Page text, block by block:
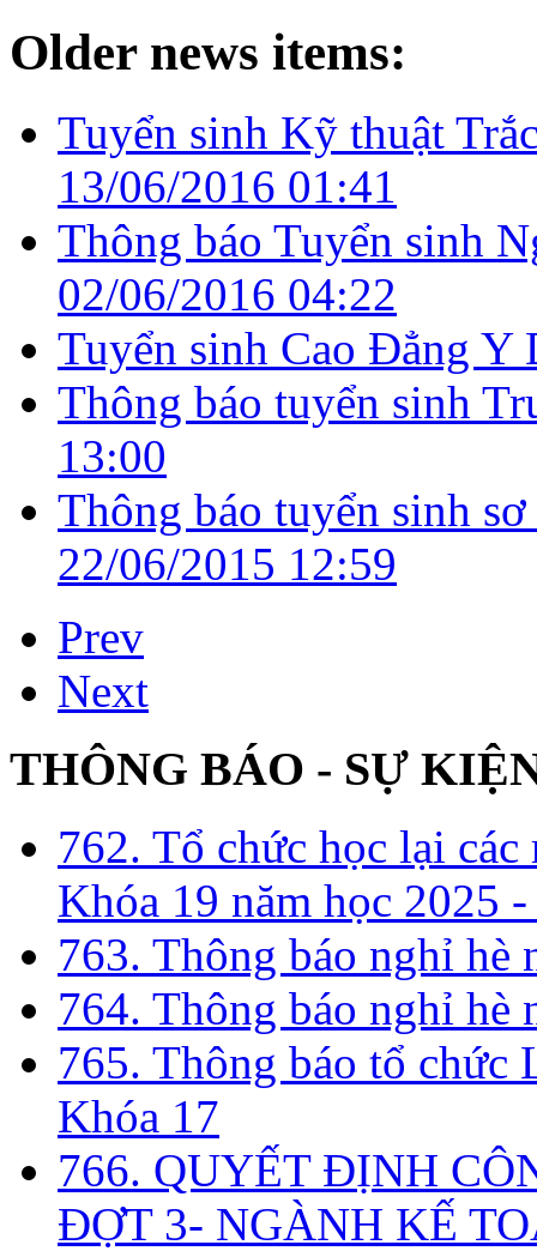
Older news items:
Tuyển sinh Kỹ thuật
13/06/2016 01:41
Thông báo Tuyển sinh
02/06/2016 04:22
Tuyển sinh Cao Đẳng
Thông báo tuyển sinh
13:00
Thông báo tuyển sinh
22/06/2015 12:59
Prev
Next
THÔNG BÁO - SỰ
762. Tổ chức học lại
Khóa 19 năm học 2025
763. Thông báo nghỉ hè
764. Thông báo nghỉ hè
765. Thông báo tổ chức
Khóa 17
766. QUYẾT ĐỊNH
ĐỢT 3- NGÀNH KẾ